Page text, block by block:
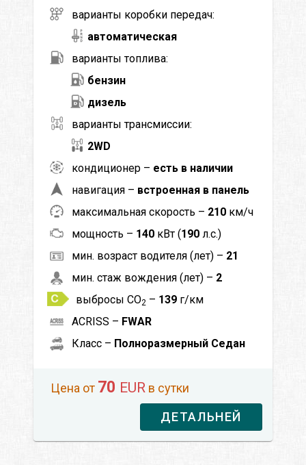
варианты коробки передач:
автоматическая
варианты топлива:
бензин
дизель
варианты трансмиссии:
2WD
кондиционер – есть в наличии
навигация – встроенная в панель
максимальная скорость – 210 км/ч
мощность – 140 кВт (190 л.с.)
мин. возраст водителя (лет) – 21
мин. стаж вождения (лет) – 2
выбросы CO2 – 139 г/км
ACRISS – FWAR
Класс – Полноразмерный Седан
Цена от 70 EUR в сутки
ДЕТАЛЬНЕЙ